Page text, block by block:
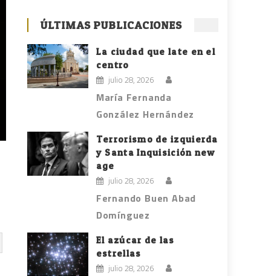
ÚLTIMAS PUBLICACIONES
La ciudad que late en el
centro
julio 28, 2026
María Fernanda
González Hernández
Terrorismo de izquierda
y Santa Inquisición new
age
julio 28, 2026
Fernando Buen Abad
Domínguez
El azúcar de las
estrellas
julio 28, 2026